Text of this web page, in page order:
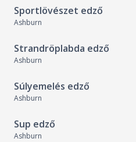
Sportlövészet edző
Ashburn
Strandröplabda edző
Ashburn
Súlyemelés edző
Ashburn
Sup edző
Ashburn